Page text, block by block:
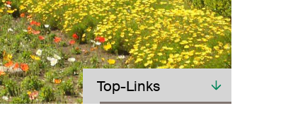
Toplinks
Top-Links